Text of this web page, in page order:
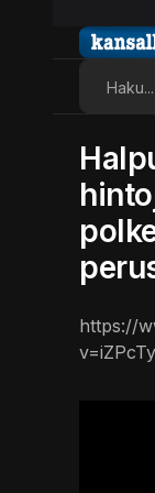
https://